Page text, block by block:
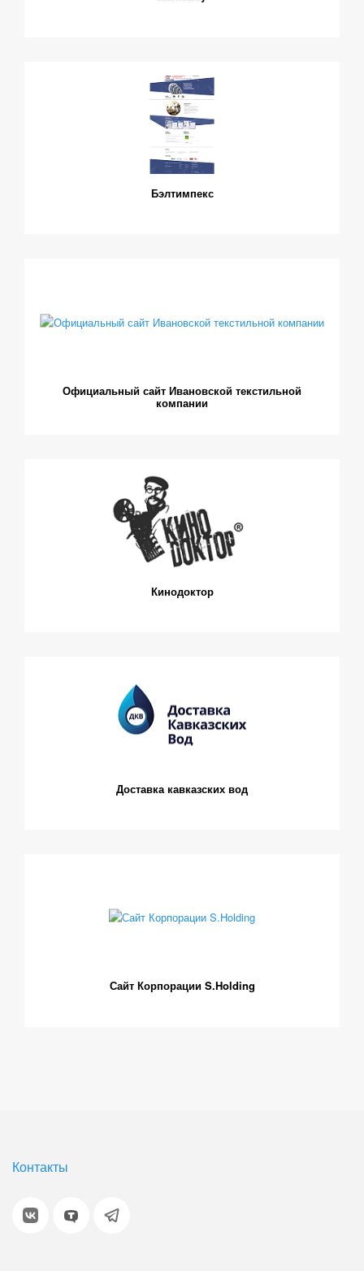
Бэлтимпекс
Официальный сайт Ивановской текстильной
компании
Кинодоктор
Доставка кавказских вод
Сайт Корпорации S.Holding
Контакты